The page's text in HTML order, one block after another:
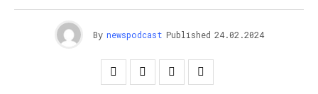
By newspodcast Published 24.02.2024